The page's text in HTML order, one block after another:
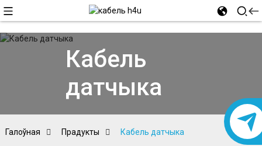
Кабель
датчыка
Галоўная Прадукты Кабель датчыка